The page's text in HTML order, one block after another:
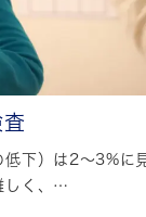
低下）は2～3%に
しく、…